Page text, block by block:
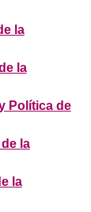
la
la
Política de
la
la